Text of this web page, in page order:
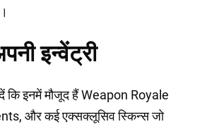
इन्वेंट्री
कि इनमें मौजूद हैं Weapon Royale
और कई एक्सक्लूसिव स्किन्स जो